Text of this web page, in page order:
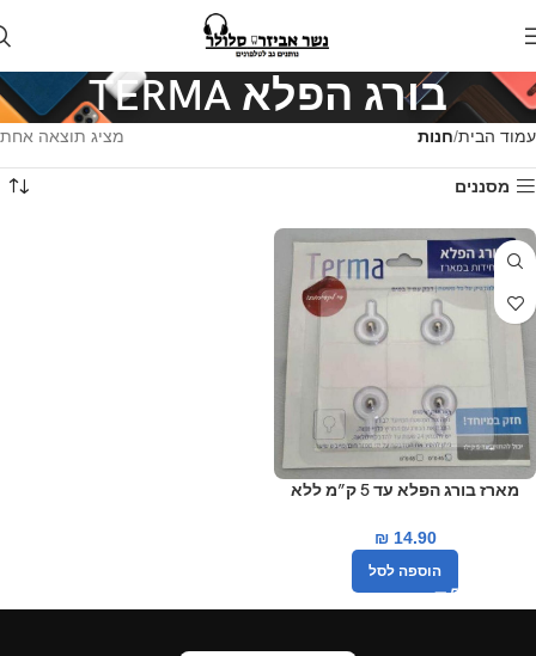
בורג הפלא TERMA
עמוד הבית חנות מציג תוצאה אחת
מסננים
מארז בורג הפלא עד 5 ק”מ ללא
₪14.90
הוספה לסל